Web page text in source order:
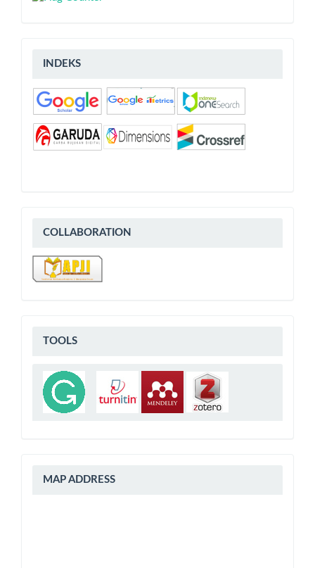
indeks
INDEKS
COLLABORATION
COLLABORATION
Tools
TOOLS
peta
MAP ADDRESS